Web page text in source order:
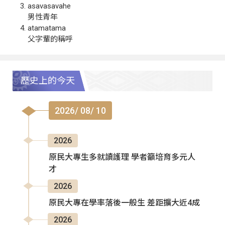
asavasavahe
男性青年
atamatama
父字輩的稱呼
歷史上的今天
2026/ 08/ 10
2026
原民大專生多就讀護理 學者籲培育多元人
才
2026
原民大專在學率落後一般生 差距擴大近4成
2026